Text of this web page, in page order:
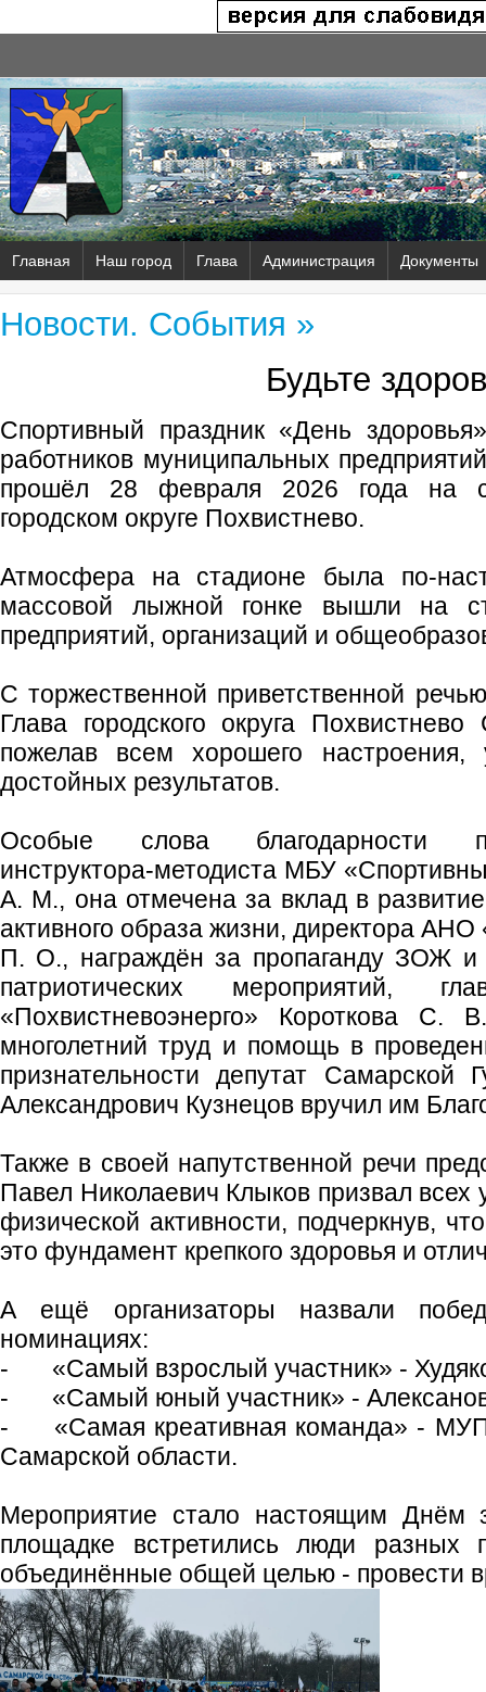
Главная Наш город Глава Администрация Документы
Новости. События »
Будьте
Спортивный праздник «День
работников муниципальных
прошёл 28 февраля 2026 года на
городском округе Похвистнево.
Атмосфера на стадионе была
массовой лыжной гонке вышли на
предприятий, организаций и
С торжественной приветственной
Глава городского округа
пожелав всем хорошего настроения,
достойных результатов.
Особые слова благодарности
инструктора‑методиста МБУ
А. М., она отмечена за вклад в
активного образа жизни, директора
П. О., награждён за пропаганду ЗОЖ и
патриотических мероприятий,
«Похвистневоэнерго» Короткова С.
многолетний труд и помощь в
признательности депутат Самарской
Александрович Кузнецов вручил им
Также в своей напутственной речи
Павел Николаевич Клыков призвал всех
физической активности, подчеркнув,
это фундамент крепкого здоровья и
А ещё организаторы назвали
номинациях:
-
«Самый взрослый участник» -
-
«Самый юный участник» -
-
«Самая креативная команда» -
Самарской области.
Мероприятие стало настоящим Днём
площадке встретились люди разных
объединённые общей целью - провести